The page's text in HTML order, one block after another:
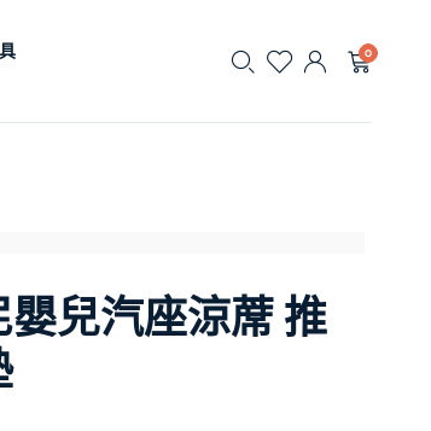
0
兒汽座涼蓆 推